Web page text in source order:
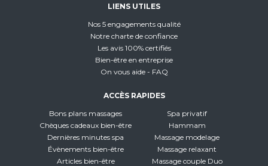
LIENS UTILES
Nos 5 engagements qualité
Notre charte de confiance
Les avis 100% certifiés
Bien-être en entreprise
On vous aide - FAQ
ACCÈS RAPIDES
Bons plans massages
Chèques cadeaux bien-être
Dernières minutes spa
Évènements bien-être
Articles bien-être
Spa privatif
Hammam
Massage modelage
Massage relaxant
Massage couple Duo